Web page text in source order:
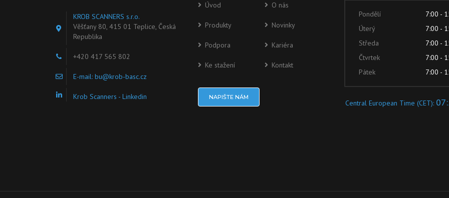
KROB SCANNERS s.r.o.
Věšťany 80, 415 01 Teplice, Česká
Republika
+420 417 565 802
E-mail: bu@krob-basc.cz
Krob Scanners - Linkedin
Úvod O nás
Produkty Novinky
Podpora Kariéra
Ke stažení Kontakt
NAPIŠTE NÁM
Pondělí
7:00 -
Úterý
7:00 -
Středa
7:00 -
Čtvrtek
7:00 -
Pátek
7:00 -
Central European Time (CET):